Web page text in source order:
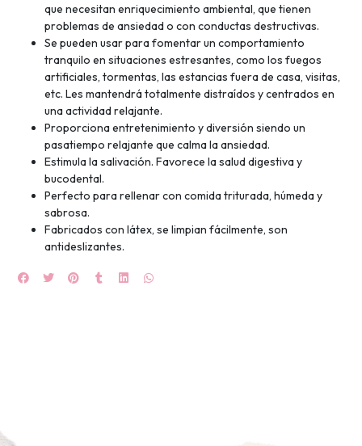
JUGAR
que necesitan enriquecimiento ambiental, que tienen
problemas de ansiedad o con conductas destructivas.
Se pueden usar para fomentar un comportamiento
tranquilo en situaciones estresantes, como los fuegos
artificiales, tormentas, las estancias fuera de casa, visitas,
etc. Les mantendrá totalmente distraídos y centrados en
una actividad relajante.
Proporciona entretenimiento y diversión siendo un
pasatiempo relajante que calma la ansiedad.
Estimula la salivación. Favorece la salud digestiva y
bucodental.
Perfecto para rellenar con comida triturada, húmeda y
sabrosa.
Fabricados con látex, se limpian fácilmente, son
antideslizantes.